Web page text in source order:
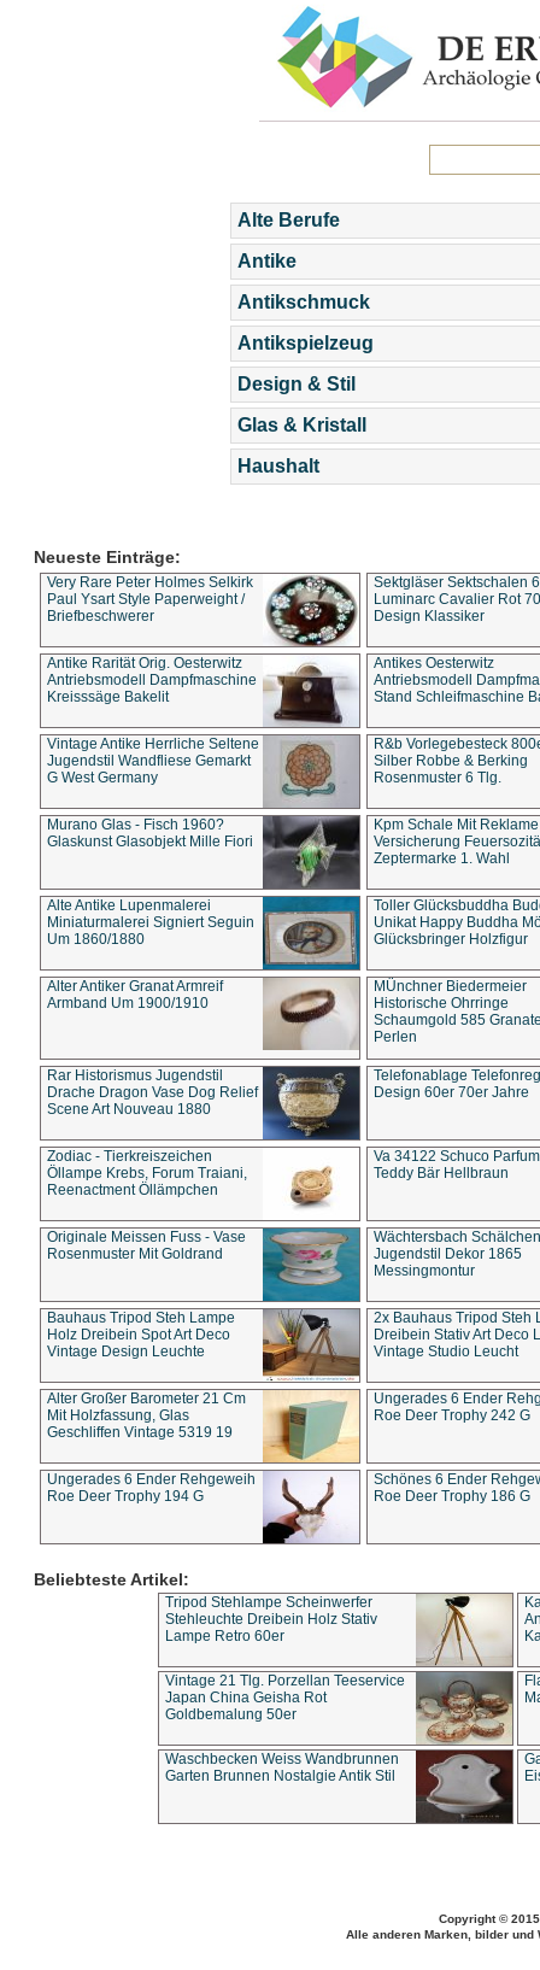
Alte Berufe
Antike
Antikschmuck
Antikspielzeug
Design & Stil
Glas & Kristall
Haushalt
Neueste Einträge:
Very Rare Peter Holmes Selkirk
Paul Ysart Style Paperweight /
Briefbeschwerer
Sektgläser Sektschalen
Luminarc Cavalier Rot
Design Klassiker
Antike Rarität Orig. Oesterwitz
Antriebsmodell Dampfmaschine
Kreisssäge Bakelit
Antikes Oesterwitz
Antriebsmodell
Stand Schleifmaschine
Vintage Antike Herrliche Seltene
Jugendstil Wandfliese Gemarkt
G West Germany
R&b Vorlegebesteck
Silber Robbe & Berking
Rosenmuster 6 Tlg.
Murano Glas - Fisch 1960?
Glaskunst Glasobjekt Mille Fiori
Kpm Schale Mit Reklame
Versicherung
Zeptermarke 1. Wahl
Alte Antike Lupenmalerei
Miniaturmalerei Signiert Seguin
Um 1860/1880
Toller Glücksbuddha
Unikat Happy Buddha
Glücksbringer Holzfigur
Alter Antiker Granat Armreif
Armband Um 1900/1910
MÜnchner Biedermeier
Historische Ohrringe
Schaumgold 585
Perlen
Rar Historismus Jugendstil
Drache Dragon Vase Dog Relief
Scene Art Nouveau 1880
Telefonablage
Design 60er 70er Jahre
Zodiac - Tierkreiszeichen
Öllampe Krebs, Forum Traiani,
Reenactment Öllämpchen
Va 34122 Schuco
Teddy Bär Hellbraun
Originale Meissen Fuss - Vase
Rosenmuster Mit Goldrand
Wächtersbach Schälchen
Jugendstil Dekor 1865
Messingmontur
Bauhaus Tripod Steh Lampe
Holz Dreibein Spot Art Deco
Vintage Design Leuchte
2x Bauhaus Tripod Steh
Dreibein Stativ Art Deco
Vintage Studio Leucht
Alter Großer Barometer 21 Cm
Mit Holzfassung, Glas
Geschliffen Vintage 5319 19
Ungerades 6 Ender
Roe Deer Trophy 242 G
Ungerades 6 Ender Rehgeweih
Roe Deer Trophy 194 G
Schönes 6 Ender
Roe Deer Trophy 186 G
Beliebteste Artikel:
Tripod Stehlampe Scheinwerfer
Stehleuchte Dreibein Holz Stativ
Lampe Retro 60er
Vintage 21 Tlg. Porzellan Teeservice
Japan China Geisha Rot
Goldbemalung 50er
Waschbecken Weiss Wandbrunnen
Garten Brunnen Nostalgie Antik Stil
Copyright ©
Alle anderen Marken, bilder und